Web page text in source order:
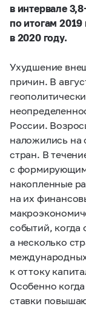
в интервале
по итогам
в 2020 году.
Ухудшение
причин. В
России.
наложились на
стран. В
с
накопленные
на их
событий, когда
а несколько
к оттоку
Особенно
ставки